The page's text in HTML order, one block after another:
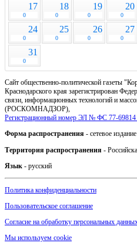
17
0
18
0
19
0
20
0
24
0
25
0
26
0
27
0
31
0
Сайт общественно-политической газеты
Краснодарского края зарегистрирован
связи, информационных технологий и
(РОСКОМНАДЗОР),
Регистрационный номер ЭЛ № ФС 77-
Форма распространения - сетевое издание
Территория распространения -
Язык - русский
Политика конфиденциальности
Пользовательское соглашение
Согласие на обработку персональных
Мы используем cookie